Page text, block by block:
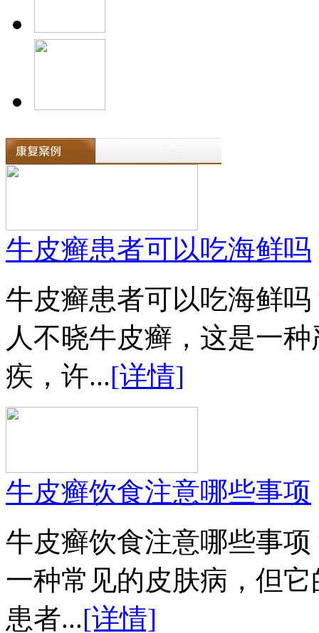
牛皮癣患者可以吃海鲜吗
牛皮癣患者可以吃海鲜
人不晓牛皮癣，这是一
疾，许...[详情]
牛皮癣饮食注意哪些事项
牛皮癣饮食注意哪些事
一种常见的皮肤病，但
患者...[详情]